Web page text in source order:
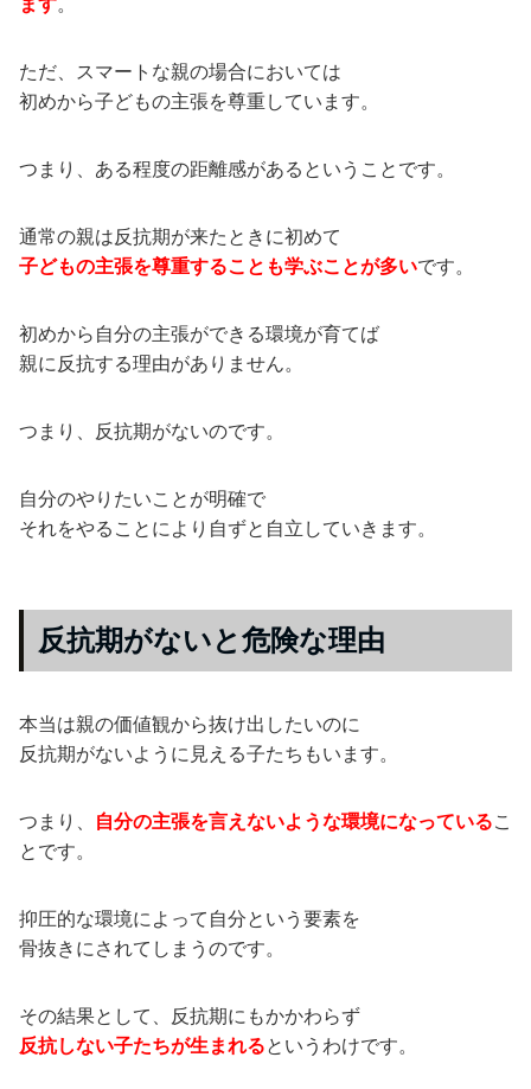
ただ、スマートな親の場合においては
初めから子どもの主張を尊重しています。
つまり、ある程度の距離感があるということです。
通常の親は反抗期が来たときに初めて
子どもの主張を尊重することも学ぶことが多いです。
初めから自分の主張ができる環境が育てば
親に反抗する理由がありません。
つまり、反抗期がないのです。
自分のやりたいことが明確で
それをやることにより自ずと自立していきます。
反抗期がないと危険な理由
本当は親の価値観から抜け出したいのに
反抗期がないように見える子たちもいます。
つまり、 自分の主張を言えないような環境になっているこ
とです。
抑圧的な環境によって自分という要素を
骨抜きにされてしまうのです。
その結果として、反抗期にもかかわらず
反抗しない子たちが生まれるというわけです。